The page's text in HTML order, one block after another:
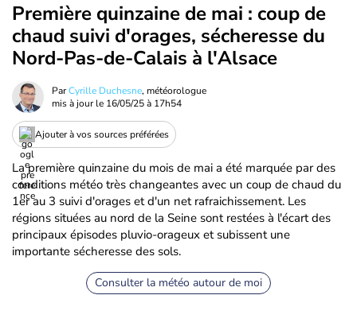
Première quinzaine de mai : coup de
chaud suivi d'orages, sécheresse du
Nord-Pas-de-Calais à l'Alsace
ParCyrille Duchesne, météorologue
mis à jour le 16/05/25 à 17h54
Ajouter à vos sources préférées
La première quinzaine du mois de mai a été marquée par des
conditions météo très changeantes avec un coup de chaud du
1er au 3 suivi d'orages et d'un net rafraichissement. Les
régions situées au nord de la Seine sont restées à l'écart des
principaux épisodes pluvio-orageux et subissent une
importante sécheresse des sols.
Consulter la météo autour de moi